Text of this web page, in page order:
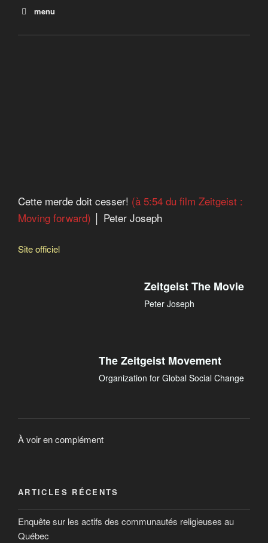
menu
Cette merde doit cesser! (à 5:54 du film Zeitgeist :
Moving forward) │ Peter Joseph
Site officiel
Zeitgeist The Movie
Peter Joseph
The Zeitgeist Movement
Organization for Global Social Change
À voir en complément
ARTICLES RÉCENTS
Enquête sur les actifs des communautés religieuses au
Québec